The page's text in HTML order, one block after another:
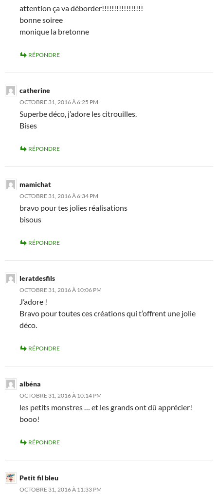
attention ça va déborder!!!!!!!!!!!!!!!!!
bonne soiree
monique la bretonne
RÉPONDRE
catherine
OCTOBRE 31, 2016 À 6:25 PM
Superbe déco, j’adore les citrouilles.
Bises
RÉPONDRE
mamichat
OCTOBRE 31, 2016 À 6:34 PM
bravo pour tes jolies réalisations
bisous
RÉPONDRE
leratdesfils
OCTOBRE 31, 2016 À 10:06 PM
J’adore !
Bravo pour toutes ces créations qui t’offrent une jolie
déco.
RÉPONDRE
albéna
OCTOBRE 31, 2016 À 10:14 PM
les petits monstres … et les grands ont dû apprécier!
booo!
RÉPONDRE
Petit fil bleu
OCTOBRE 31, 2016 À 11:33 PM